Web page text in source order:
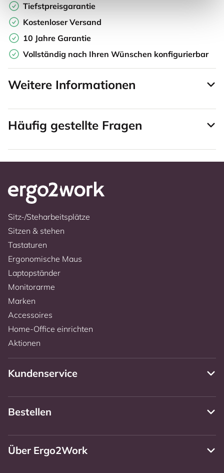
Tiefstpreisgarantie
Kostenloser Versand
10 Jahre Garantie
Vollständig nach Ihren Wünschen konfigurierbar
Weitere Informationen
Häufig gestellte Fragen
Sitz-/Steharbeitsplätze
Sitzen & stehen
Tastaturen
Ergonomische Maus
Laptopständer
Monitorarme
Marken
Accessoires
Home-Office einrichten
Aktionen
Kundenservice
Bestellen
Über Ergo2Work